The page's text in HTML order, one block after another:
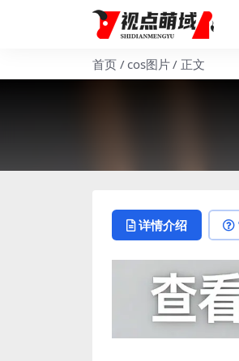
首页 cos图片 正文
详情介绍